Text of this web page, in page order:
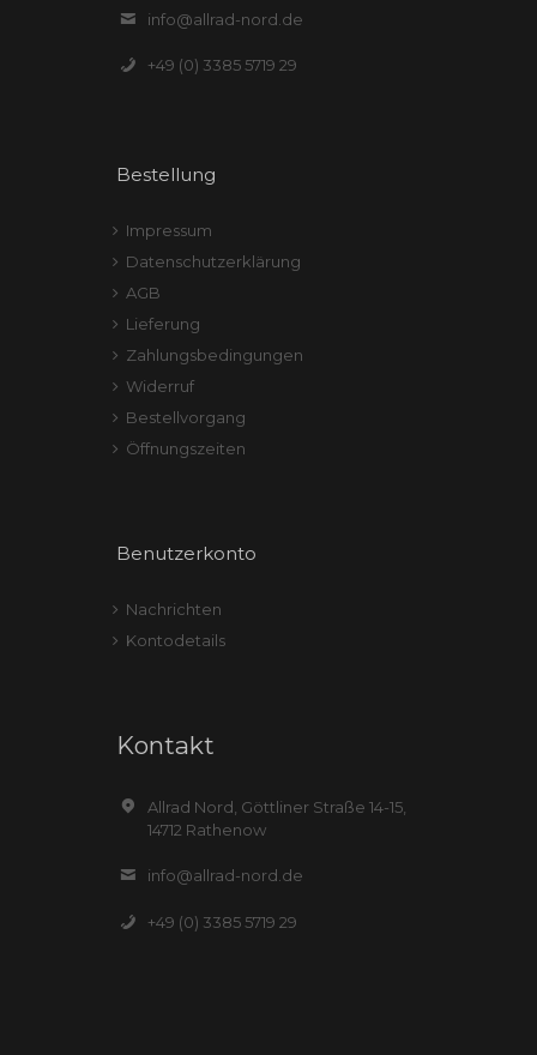
info@allrad-nord.de
+49 (0) 3385 5719 29
Bestellung
Impressum
Datenschutzerklärung
AGB
Lieferung
Zahlungsbedingungen
Widerruf
Bestellvorgang
Öffnungszeiten
Benutzerkonto
Nachrichten
Kontodetails
Kontakt
Allrad Nord, Göttliner Straße 14-15,
14712 Rathenow
info@allrad-nord.de
+49 (0) 3385 5719 29